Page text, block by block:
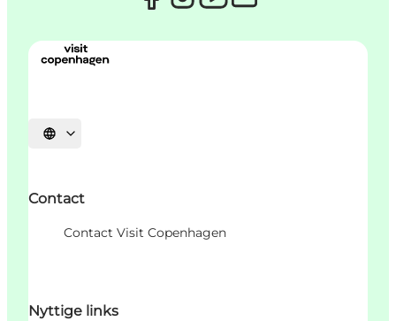
Sprache auswählen
Contact
Contact Visit Copenhagen
Nyttige links